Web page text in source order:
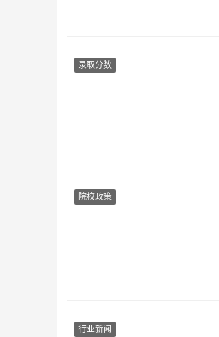
录取分数
院校政策
行业新闻